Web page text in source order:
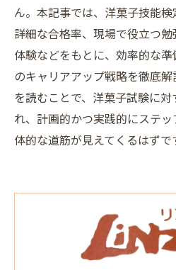
ん。本記事では、洋菓子技能
詳細な合格率、現場で役立つ
体験などをもとに、効率的な
のキャリアアップ戦略を徹底
を読むことで、洋菓子試験に
れ、計画的かつ実践的にステ
体的な道筋が見えてくるはずで